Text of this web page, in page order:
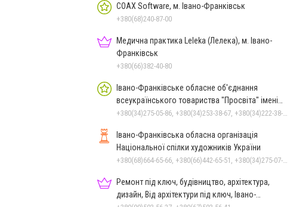
COAX Software, м. Івано-Франківськ
+380(68)240-87-00
Медична практика Leleka (Лелека), м. Івано-
Франківськ
+380(66)382-40-80
Івано-Франківське обласне об'єднання
всеукраїнського товариства "Просвіта" імені
Тараса Шевченка
Івано-Франківська обласна організація
Національної спілки художників України
Ремонт під ключ, будівництво, архітектура,
дизайн, Від архітектури під ключ, Івано-